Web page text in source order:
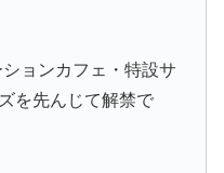
ョンカフェ・特設サ
を先んじて解禁で